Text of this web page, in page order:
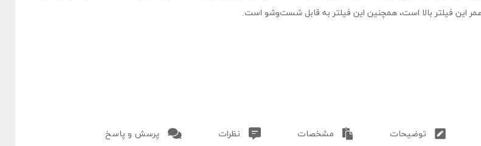
این فیلتر بالا است، همچنین این فیلتر به قابل شست‌وشو است.
توضیحات مشخصات نظرات پرسش و پاسخ